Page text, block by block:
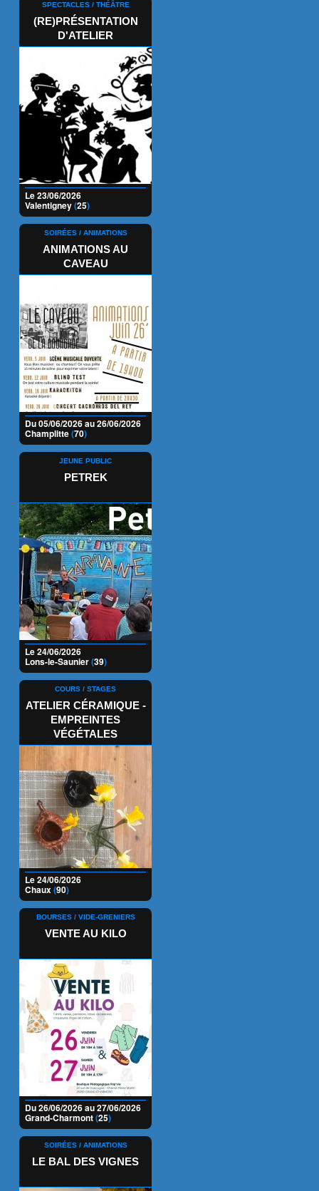
SPECTACLES / THÉÂTRE
(RE)PRÉSENTATION
D'ATELIER
Le 23/06/2026
Valentigney(25)
SOIRÉES / ANIMATIONS
ANIMATIONS AU
CAVEAU
Du 05/06/2026 au 26/06/2026
Champlitte(70)
JEUNE PUBLIC
PETREK
Le 24/06/2026
Lons-le-Saunier(39)
COURS / STAGES
ATELIER CÉRAMIQUE -
EMPREINTES
VÉGÉTALES
Le 24/06/2026
Chaux(90)
BOURSES / VIDE-GRENIERS
VENTE AU KILO
Du 26/06/2026 au 27/06/2026
Grand-Charmont(25)
SOIRÉES / ANIMATIONS
LE BAL DES VIGNES